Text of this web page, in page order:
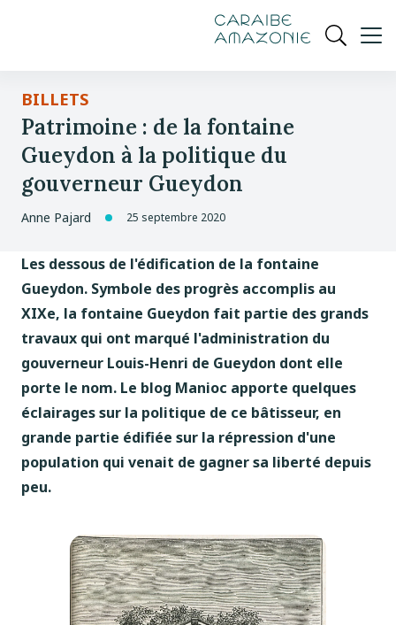
Ouvrir
BILLETS
Patrimoine : de la fontaine
Gueydon à la politique du
gouverneur Gueydon
Anne Pajard 25 septembre 2020
Les dessous de l'édification de la fontaine
Gueydon. Symbole des progrès accomplis au
XIXe, la fontaine Gueydon fait partie des grands
travaux qui ont marqué l'administration du
gouverneur Louis-Henri de Gueydon dont elle
porte le nom. Le blog Manioc apporte quelques
éclairages sur la politique de ce bâtisseur, en
grande partie édifiée sur la répression d'une
population qui venait de gagner sa liberté depuis
peu.